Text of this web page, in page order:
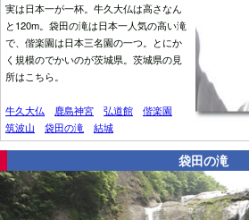
実は日本一が一杯。牛久大仏は高さなん
と120m。袋田の滝は日本一人気の高い滝
で、偕楽園は日本三名園の一つ。とにか
く規模のでかいのが茨城県。茨城県の見
所はこちら。
牛久大仏 鹿島神宮 弘道館
偕楽園
筑波山
袋田の滝 結城
袋田の滝